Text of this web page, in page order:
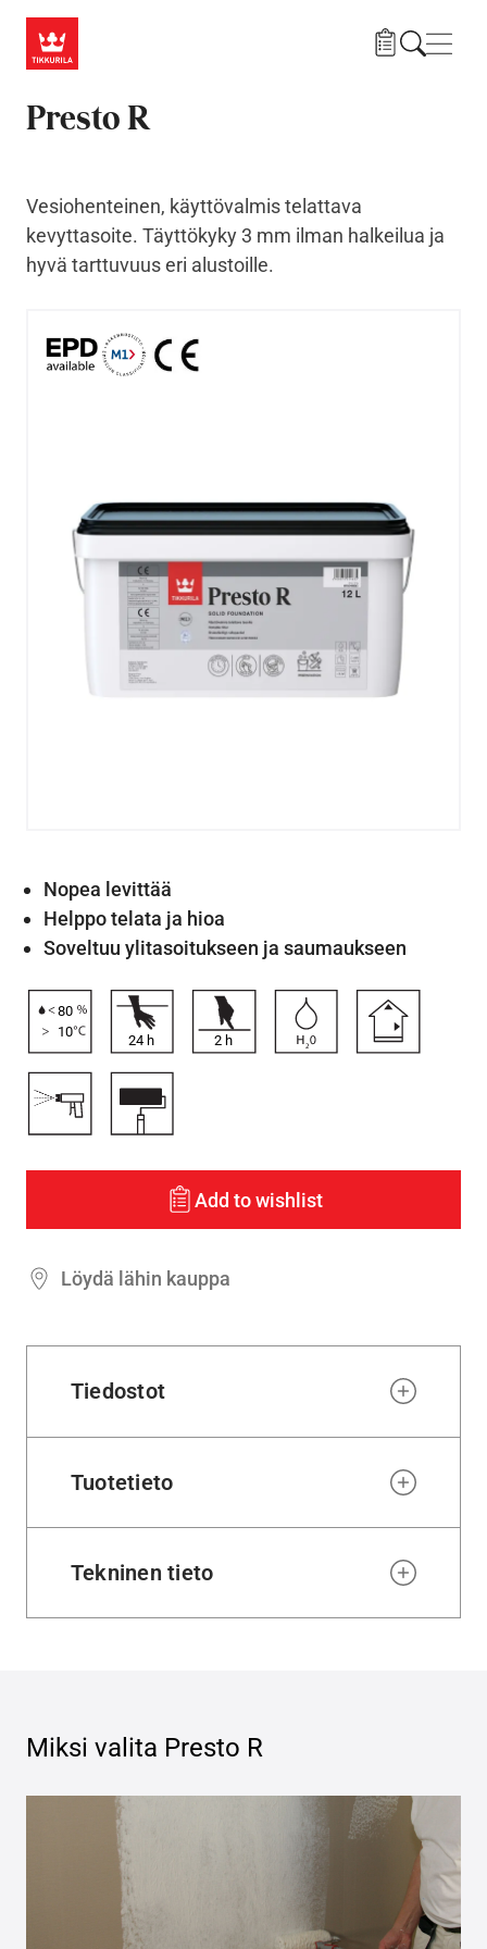
Presto R
Vesiohenteinen, käyttövalmis telattava
kevyttasoite. Täyttökyky 3 mm ilman halkeilua ja
hyvä tarttuvuus eri alustoille.
Nopea levittää
Helppo telata ja hioa
Soveltuu ylitasoitukseen ja saumaukseen
80
10
24h 2h
Add to wishlist
Löydä lähin kauppa
Tiedostot
Tuotetieto
Tekninen tieto
Miksi valita Presto R